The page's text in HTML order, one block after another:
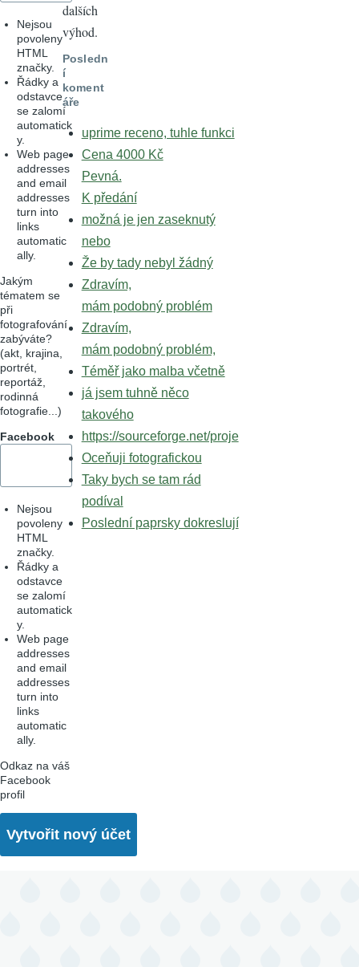
Nejsou
povoleny
HTML
značky.
Řádky a
odstavce
se zalomí
automatick
y.
Web page
addresses
and email
addresses
turn into
links
automatic
ally.
Jakým
tématem se
při
fotografování
zabýváte?
(akt, krajina,
portrét,
reportáž,
rodinná
fotografie...)
Facebook
Nejsou
povoleny
HTML
značky.
Řádky a
odstavce
se zalomí
automatick
y.
Web page
addresses
and email
addresses
turn into
links
automatic
ally.
Odkaz na váš
Facebook
profil
dalších
výhod.
Posledn
í
koment
áře
uprime receno, tuhle funkci
Cena 4000 Kč
Pevná.
K předání
možná je jen zaseknutý
nebo
Že by tady nebyl žádný
Zdravím,
mám podobný problém
Zdravím,
mám podobný problém,
Téměř jako malba včetně
já jsem tuhně něco
takového
https://sourceforge.net/proje
Oceňuji fotografickou
Taky bych se tam rád
podíval
Poslední paprsky dokreslují